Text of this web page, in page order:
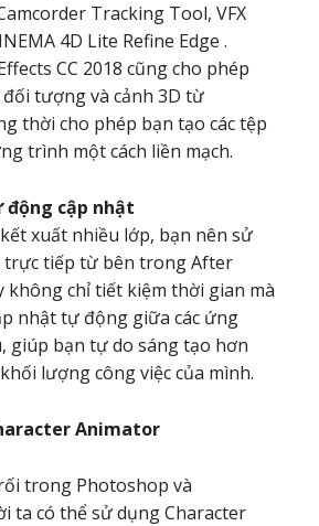
Tracking Tool, VFX
4D Lite Refine Edge .
CC 2018 cũng cho phép
tượng và cảnh 3D từ
thời cho phép bạn tạo các tệp
trình một cách liền mạch.
động cập nhật
xuất nhiều lớp, bạn nên sử
trực tiếp từ bên trong After
không chỉ tiết kiệm thời gian mà
nhật tự động giữa các ứng
giúp bạn tự do sáng tạo hơn
lượng công việc của mình.
Animator
trong Photoshop và
ta có thể sử dụng Character